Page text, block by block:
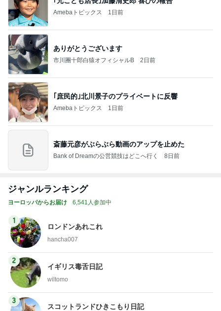
Amebaトピックス 1日前
ありがとうございます
市川團十郎白猿オフィシャルB 2日前
｢庶民的｣北川景子のプライベートに反響
Amebaトピックス 1日前
斎藤元彦がぶらぶら動画のアップを止めた
Bank of Dreamの公営競技はどこへ行く 8日前
ジャンルランキング
ヨーロッパからお届け 6,541人参加中
1
ロンドンあれこれ
hancha007
2
イギリス毒舌日記
wiltomo
3
スコットランドひきこもり日記